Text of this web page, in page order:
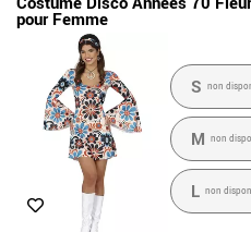
pour Femme
S non
M non
L non